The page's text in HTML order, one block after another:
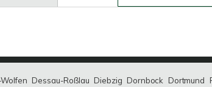
Dessau-Roßlau Diebzig Dornbock Dortmund